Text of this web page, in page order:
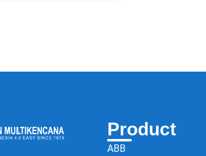
Product
ABB